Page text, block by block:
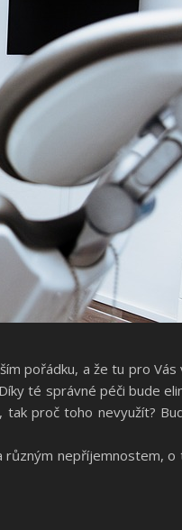
pořádku, a že tu pro
té správné péči bude
proč toho nevyužít?
nepříjemnostem,